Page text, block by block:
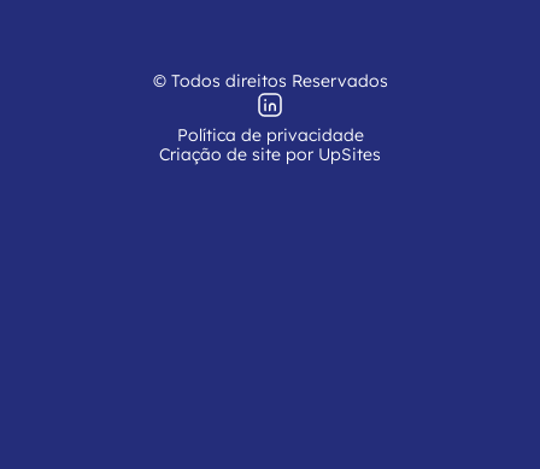
© Todos direitos Reservados
Política de privacidade
Criação de site por UpSites